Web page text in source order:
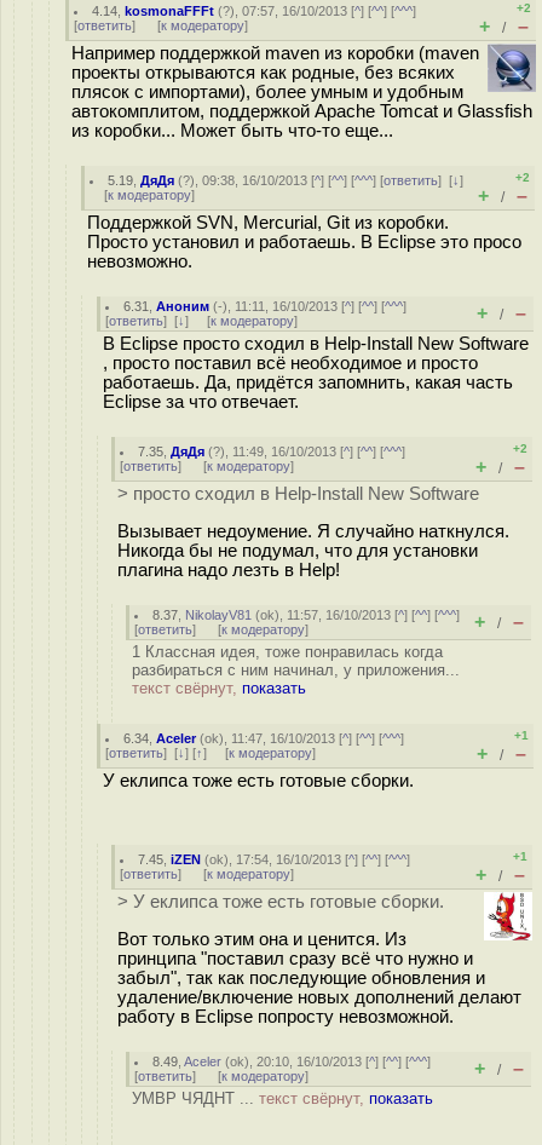
4.14 ,kosmonaFFFt (?), 07:57, 16/10/2013 [^] [^^] [^^^]
[ответить] [к модератору]
+2
+ / –
Например поддержкой maven из коробки (maven
проекты открываются как родные, без всяких
плясок с импортами), более умным и удобным
автокомплитом, поддержкой Apache Tomcat и Glassfish
из коробки... Может быть что-то еще...
5.19 ,ДяДя (?), 09:38, 16/10/2013 [^] [^^] [^^^] [ответить][↓]
[к модератору]
+2
+ / –
Поддержкой SVN, Mercurial, Git из коробки.
Просто установил и работаешь. В Eclipse это просо
невозможно.
6.31 ,Аноним (-), 11:11, 16/10/2013 [^] [^^] [^^^]
[ответить] [↓] [к модератору] + / –
В Eclipse просто сходил в Help-Install New Software
, просто поставил всё необходимое и просто
работаешь. Да, придётся запомнить, какая часть
Eclipse за что отвечает.
7.35 ,ДяДя (?), 11:49, 16/10/2013 [^] [^^] [^^^]
[ответить] [к модератору]
+2
+ / –
> просто сходил в Help-Install New Software
Вызывает недоумение. Я случайно наткнулся.
Никогда бы не подумал, что для установки
плагина надо лезть в Help!
8.37 NikolayV81 (ok), 11:57, 16/10/2013 [^] [^^] [^^^]
[ответить] [к модератору] + / –
1 Классная идея, тоже понравилась когда
разбираться с ним начинал, у приложения...
текст свёрнут, показать
6.34 ,Aceler(ok), 11:47, 16/10/2013 [^] [^^] [^^^]
[ответить] [↓] [↑] [к модератору]
+1
+ / –
У еклипса тоже есть готовые сборки.
7.45 ,iZEN (ok), 17:54, 16/10/2013 [^] [^^] [^^^]
[ответить] [к модератору]
+1
+ / –
> У еклипса тоже есть готовые сборки.
Вот только этим она и ценится. Из
принципа "поставил сразу всё что нужно и
забыл", так как последующие обновления и
удаление/включение новых дополнений делают
работу в Eclipse попросту невозможной.
8.49 ,Aceler (ok), 20:10, 16/10/2013 [^] [^^] [^^^]
[ответить] [к модератору] + / –
УМВР ЧЯДНТ ... текст свёрнут, показать